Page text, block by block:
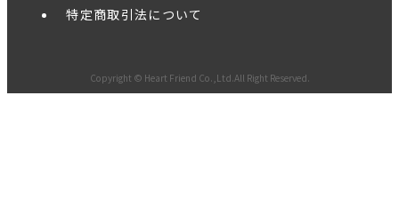
特定商取引法について
Copyright © Heart Friend Co.,Ltd.All Right Reserved.